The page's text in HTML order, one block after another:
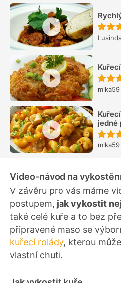
mika59
jedné
mika59
Video-návod na
V závěru pro vás máme
postupem, jak vykostit
také celé kuře a to bez
připravené maso se
kuřecí rolády, kterou
vlastní chuti.